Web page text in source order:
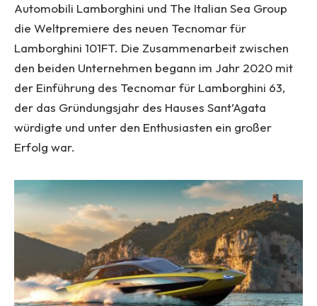
Automobili Lamborghini und The Italian Sea Group
die Weltpremiere des neuen Tecnomar für
Lamborghini 101FT. Die Zusammenarbeit zwischen
den beiden Unternehmen begann im Jahr 2020 mit
der Einführung des Tecnomar für Lamborghini 63,
der das Gründungsjahr des Hauses Sant’Agata
würdigte und unter den Enthusiasten ein großer
Erfolg war.